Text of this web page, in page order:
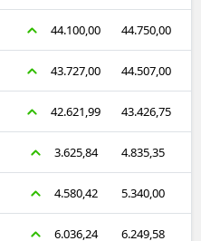
44.100,00 44.750,00
43.727,00 44.507,00
42.621,99 43.426,75
3.625,84 4.835,35
4.580,42 5.340,00
6.036,24 6.249,58